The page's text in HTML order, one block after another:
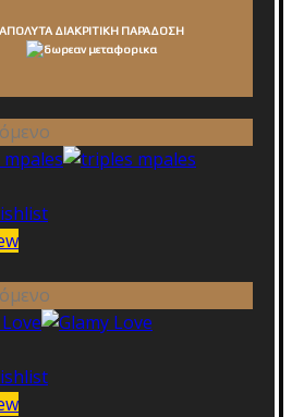
ΑΠΟΛΥΤΑ ΔΙΑΚΡΙΤΙΚΗ ΠΑΡΑΔΟΣΗ